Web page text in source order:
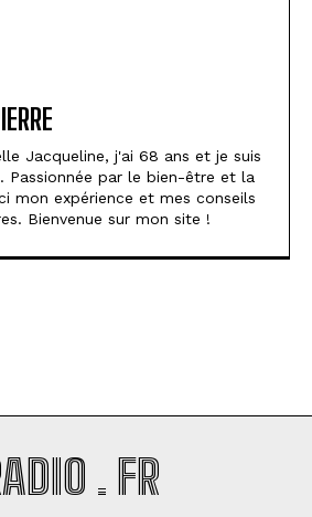
Jacqueline, j'ai 68 ans et je suis
Passionnée par le bien-être et la
mon expérience et mes conseils
Bienvenue sur mon site !
. FR